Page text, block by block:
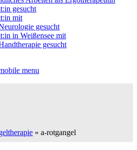
gesucht
mit
gesucht
in Weißensee mit
gesucht
menu
» a-rotgangel